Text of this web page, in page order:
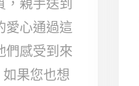
愛心通過這
們感受到來
果您也想